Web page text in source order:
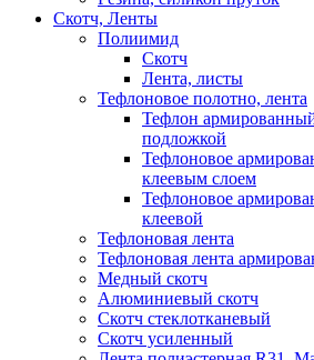
Скотч, Ленты
Полиимид
Скотч
Лента, листы
Тефлоновое полотно, лента
Тефлон
подложкой
Тефлоновое
клеевым слоем
Тефлоновое
клеевой
Тефлоновая лента
Тефлоновая лента
Медный скотч
Алюминиевый скотч
Скотч стеклотканевый
Скотч усиленный